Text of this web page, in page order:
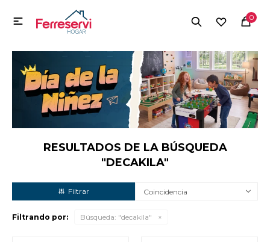
0

RESULTADOS DE LA BÚSQUEDA
"DECAKILA"
Coincidencia
Filtrando por: Búsqueda: "decakila"
MI CUENTA
Menú Herramientas y Construcción Electrodomésticos
Herramientas y Construcción
Electrodomésticos
Tecnología